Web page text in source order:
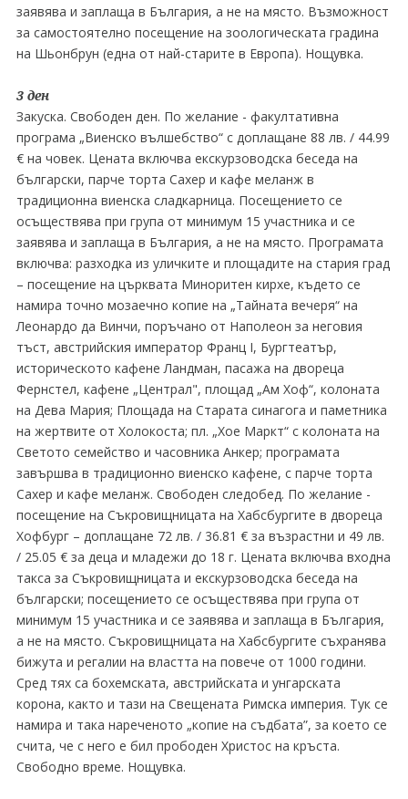
заявява и заплаща в България, а не на място. Възможност
за самостоятелно посещение на зоологическата градина
на Шьонбрун (една от най-старите в Европа). Нощувка.
3 ден
Закуска. Свободен ден. По желание - факултативна
програма „Виенско вълшебство“ с доплащане 88 лв. / 44.99
€ на човек. Цената включва екскурзоводска беседа на
български, парче торта Сахер и кафе меланж в
традиционна виенска сладкарница. Посещението се
осъществява при група от минимум 15 участника и се
заявява и заплаща в България, а не на място. Програмата
включва: разходка из уличките и площадите на стария град
– посещение на църквата Миноритен кирхе, където се
намира точно мозаечно копие на „Тайната вечеря“ на
Леонардо да Винчи, поръчано от Наполеон за неговия
тъст, австрийския император Франц I, Бургтеатър,
историческото кафене Ландман, пасажа на двореца
Фернстел, кафене „Централ", площад „Ам Хоф“, колоната
на Дева Мария; Площада на Старата синагога и паметника
на жертвите от Холокоста; пл. „Хое Маркт“ с колоната на
Светото семейство и часовника Анкер; програмата
завършва в традиционно виенско кафене, с парче торта
Сахер и кафе меланж. Свободен следобед. По желание -
посещение на Съкровищницата на Хабсбургите в двореца
Хофбург – доплащане 72 лв. / 36.81 € за възрастни и 49 лв.
/ 25.05 € за деца и младежи до 18 г. Цената включва входна
такса за Съкровищницата и екскурзоводска беседа на
български; посещението се осъществява при група от
минимум 15 участника и се заявява и заплаща в България,
а не на място. Съкровищницата на Хабсбургите съхранява
бижута и регалии на властта на повече от 1000 години.
Сред тях са бохемската, австрийската и унгарската
корона, както и тази на Свещената Римска империя. Тук се
намира и така нареченото „копие на съдбата”, за което се
счита, че с него е бил прободен Христос на кръста.
Свободно време. Нощувка.